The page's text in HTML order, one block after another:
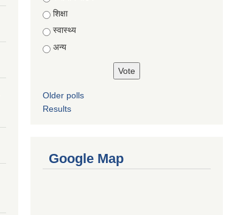
शिक्षा
स्वास्थ्य
अन्य
Older polls
Results
Google Map